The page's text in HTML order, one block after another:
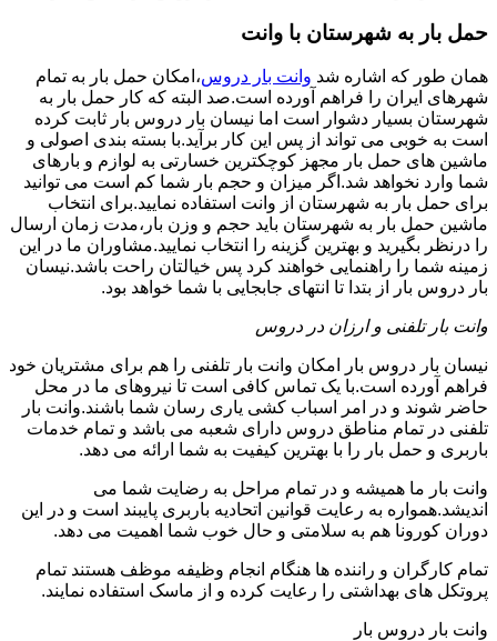
حمل بار به شهرستان با وانت
همان طور که اشاره شد وانت بار دروس،امکان حمل بار به تمام
شهرهای ایران را فراهم آورده است.صد البته که کار حمل بار به
شهرستان بسیار دشوار است اما نیسان بار دروس بار ثابت کرده
است به خوبی می تواند از پس این کار برآید.با بسته بندی اصولی و
ماشین های حمل بار مجهز کوچکترین خسارتی به لوازم و بارهای
شما وارد نخواهد شد.اگر میزان و حجم بار شما کم است می توانید
برای حمل بار به شهرستان از وانت استفاده نمایید.برای انتخاب
ماشین حمل بار به شهرستان باید حجم و وزن بار،مدت زمان ارسال
را درنظر بگیرید و بهترین گزینه را انتخاب نمایید.مشاوران ما در این
زمینه شما را راهنمایی خواهند کرد پس خیالتان راحت باشد.نیسان
بار دروس بار از بتدا تا انتهای جابجایی با شما خواهد بود.
وانت بار تلفنی و ارزان در دروس
نیسان بار دروس بار امکان وانت بار تلفنی را هم برای مشتریان خود
فراهم آورده است.با یک تماس کافی است تا نیروهای ما در محل
حاضر شوند و در امر اسباب کشی یاری رسان شما باشند.وانت بار
تلفنی در تمام مناطق دروس دارای شعبه می باشد و تمام خدمات
باربری و حمل بار را با بهترین کیفیت به شما ارائه می دهد.
وانت بار ما همیشه و در تمام مراحل به رضایت شما می
اندیشد.همواره به رعایت قوانین اتحادیه باربری پایبند است و در این
دوران کورونا هم به سلامتی و حال خوب شما اهمیت می دهد.
تمام کارگران و راننده ها هنگام انجام وظیفه موظف هستند تمام
پروتکل های بهداشتی را رعایت کرده و از ماسک استفاده نمایند.
وانت بار دروس بار